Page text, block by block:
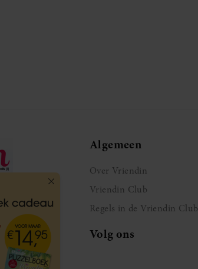
Algemeen
Over Vriendin
Vriendin Club
Regels in de Vriendin Club
Volg ons